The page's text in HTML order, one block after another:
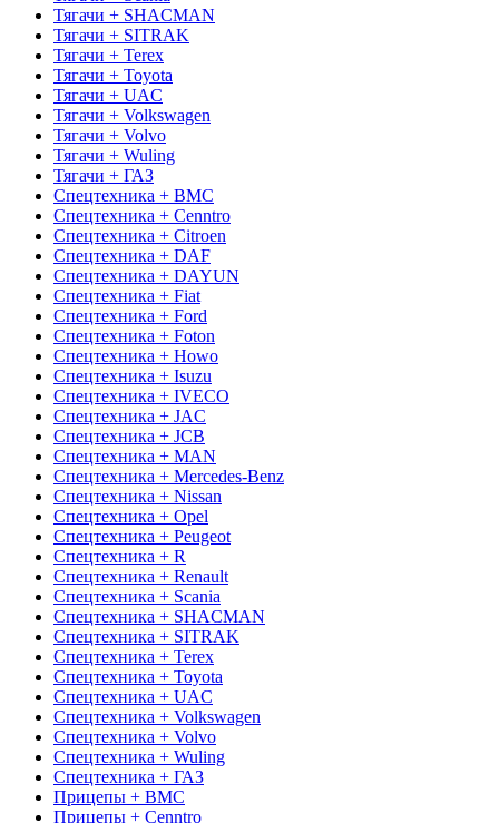
Тягачи + SHACMAN
Тягачи + SITRAK
Тягачи + Terex
Тягачи + Toyota
Тягачи + UAC
Тягачи + Volkswagen
Тягачи + Volvo
Тягачи + Wuling
Тягачи + ГАЗ
Спецтехника + BMC
Спецтехника + Cenntro
Спецтехника + Citroen
Спецтехника + DAF
Спецтехника + DAYUN
Спецтехника + Fiat
Спецтехника + Ford
Спецтехника + Foton
Спецтехника + Howo
Спецтехника + Isuzu
Спецтехника + IVECO
Спецтехника + JAC
Спецтехника + JCB
Спецтехника + MAN
Спецтехника + Mercedes-Benz
Спецтехника + Nissan
Спецтехника + Opel
Спецтехника + Peugeot
Спецтехника + R
Спецтехника + Renault
Спецтехника + Scania
Спецтехника + SHACMAN
Спецтехника + SITRAK
Спецтехника + Terex
Спецтехника + Toyota
Спецтехника + UAC
Спецтехника + Volkswagen
Спецтехника + Volvo
Спецтехника + Wuling
Спецтехника + ГАЗ
Прицепы + BMC
Прицепы + Cenntro